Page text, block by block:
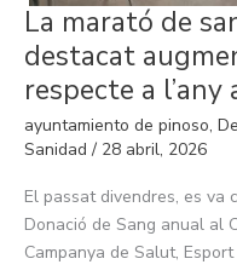
La marató de
destacat
respecte a
ayuntamiento de pinoso,
Sanidad / 28 abril, 2026
El passat divendres, es va
Donació de Sang anual al
Campanya de Salut,
La
marató
de
sang
registra
un
destacat
augment
de
respecte
a
l’any
anterior